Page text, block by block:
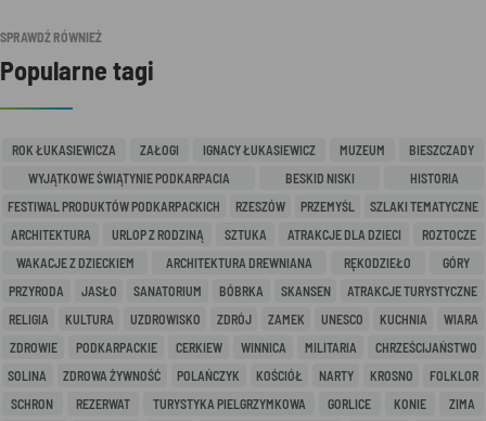
SPRAWDŹ RÓWNIEŻ
Popularne tagi
ROK ŁUKASIEWICZA ZAŁOGI IGNACY ŁUKASIEWICZ MUZEUM
BIESZCZADY
WYJĄTKOWE ŚWIĄTYNIE PODKARPACIA
BESKID NISKI
HISTORIA
FESTIWAL PRODUKTÓW PODKARPACKICH
RZESZÓW PRZEMYŚL
SZLAKI TEMATYCZNE
ARCHITEKTURA
URLOP Z RODZINĄ SZTUKA ATRAKCJE DLA DZIECI
ROZTOCZE
WAKACJE Z DZIECKIEM
ARCHITEKTURA DREWNIANA RĘKODZIEŁO
GÓRY
PRZYRODA
JASŁO SANATORIUM BÓBRKA SKANSEN
ATRAKCJE TURYSTYCZNE
RELIGIA
KULTURA UZDROWISKO ZDRÓJ ZAMEK UNESCO KUCHNIA
WIARA
ZDROWIE
PODKARPACKIE CERKIEW WINNICA MILITARIA
CHRZEŚCIJAŃSTWO
SOLINA
ZDROWA ŻYWNOŚĆ POLAŃCZYK KOŚCIÓŁ NARTY KROSNO
FOLKLOR
SCHRON
REZERWAT TURYSTYKA PIELGRZYMKOWA GORLICE KONIE
ZIMA